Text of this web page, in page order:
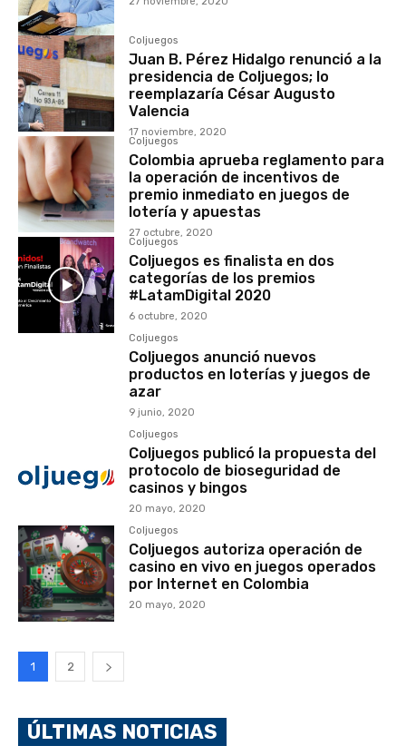
Coljuegos
Juan B. Pérez Hidalgo renunció a la
presidencia de Coljuegos; lo
reemplazaría César Augusto
Valencia
17 noviembre, 2020
Coljuegos
Colombia aprueba reglamento para
la operación de incentivos de
premio inmediato en juegos de
lotería y apuestas
27 octubre, 2020
Coljuegos
Coljuegos es finalista en dos
categorías de los premios
#LatamDigital 2020
6 octubre, 2020
Coljuegos
Coljuegos anunció nuevos
productos en loterías y juegos de
azar
9 junio, 2020
Coljuegos
Coljuegos publicó la propuesta del
protocolo de bioseguridad de
casinos y bingos
20 mayo, 2020
Coljuegos
Coljuegos autoriza operación de
casino en vivo en juegos operados
por Internet en Colombia
20 mayo, 2020
1 2
ÚLTIMAS NOTICIAS